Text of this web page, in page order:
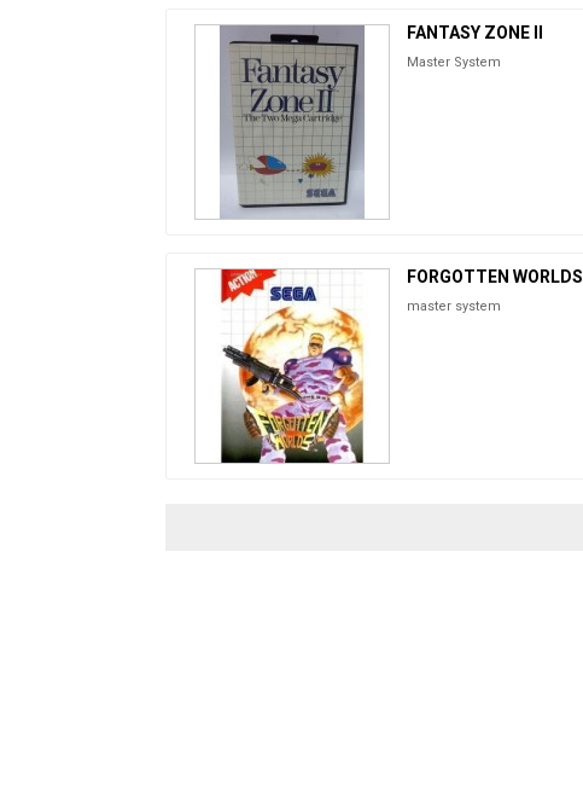
FANTASY ZONE II
Master System
FORGOTTEN WORLDS
master system